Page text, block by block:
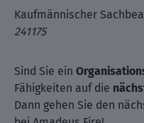
Kaufmännischer
241175
Sind Sie ein
Fähigkeiten auf die
Dann gehen Sie den